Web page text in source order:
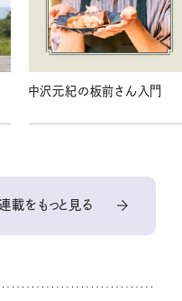
中沢元紀の板前さん入門
載をもっと見る